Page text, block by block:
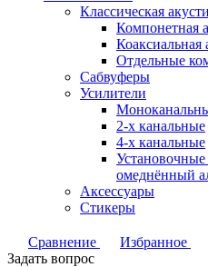
Классическая
Компонетная
Коаксиальная
Отдельные
Сабвуферы
Усилители
2-х канальные
4-х канальные
омеднённый
Аксессуары
Стикеры
Сравнение Избранное
Задать вопрос